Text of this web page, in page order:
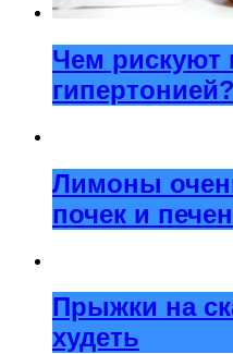
Чем
гипертонией?
Лимоны
почек и
Прыжки на
худеть